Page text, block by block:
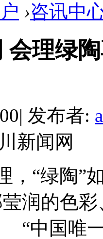
›咨讯中
会理绿
| 发布者:
新闻网
，“绿陶”
润的色
国唯一